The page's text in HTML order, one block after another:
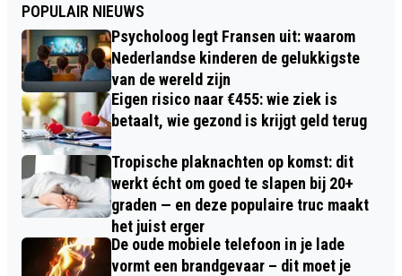
POPULAIR NIEUWS
Psycholoog legt Fransen uit: waarom
Nederlandse kinderen de gelukkigste
van de wereld zijn
Eigen risico naar €455: wie ziek is
betaalt, wie gezond is krijgt geld terug
Tropische plaknachten op komst: dit
werkt écht om goed te slapen bij 20+
graden — en deze populaire truc maakt
het juist erger
De oude mobiele telefoon in je lade
vormt een brandgevaar – dit moet je